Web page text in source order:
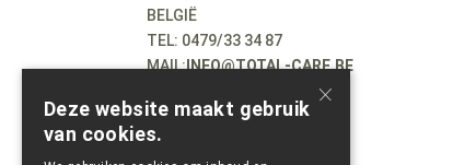
BELGIË
TEL: 0479/33 34 87
MAIL:INFO@TOTAL-CARE.BE
×
Deze website maakt gebruik
van cookies.